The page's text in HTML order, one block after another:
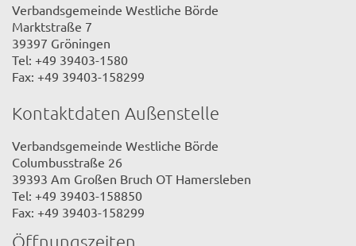
Verbandsgemeinde Westliche Börde
Marktstraße 7
39397 Gröningen
Tel: +49 39403-1580
Fax: +49 39403-158299
Kontaktdaten Außenstelle
Verbandsgemeinde Westliche Börde
Columbusstraße 26
39393 Am Großen Bruch OT Hamersleben
Tel: +49 39403-158850
Fax: +49 39403-158299
Öffnungszeiten